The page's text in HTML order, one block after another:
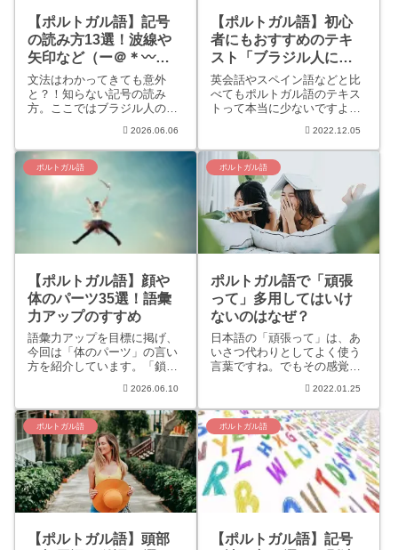
【ポルトガル語】記号
の読み方13選！波線や
矢印など（ー＠＊〰
→）
文法はわかってきても意外
と？！知らない記号の読み
方。ここではブラジル人の主
テゴリーの中から全部で13
個、ポルトガル語の「記号の
読み方」を紹介しています。
ボキャブラリーを増やして、
ポルトガル語マスターに近づ
きましょう！
2026.06.06
【ポルトガル語】初心
者にもおすすめのテキ
スト「ブラジル人によ
る生きたブラジルポル
トガル語」
英会話やスペイン語などと比
べてもポルトガル語のテキス
トって本当に少ないですよ
在住筆者おすすめのテキスト
をご紹介します。図解や表、
文法や単語の違いも詳しく説
明あり。ぜひ手に取ってみて
くださいね。
2022.12.05
ポルトガル語
【ポルトガル語】顔や
体のパーツ35選！語彙
力アップのすすめ
語彙力アップを目標に掲げ、
今回は「体のパーツ」の言い
方を紹介しています。「鎖
どをポルトガル語で言えます
か？このような少し細かい名
称を含む35単語を紹介。語彙
が増えるとそれだけ表現の幅
も広がりますからね。身近な
ものからどんどん覚えて、自
分の知識にしていきましょ
う！
2026.06.10
ポルトガル語
ポルトガル語で「頑張
って」多用してはいけ
ないのはなぜ？
日本語の「頑張って」は、あ
いさつ代わりとしてよく使う
言葉ですね。でもその感覚で
と、失礼な言い方になるおそ
れも…。場面によってどんな
表現が適切なのかこちらで紹
介していきます。
2022.01.25
ポルトガル語
【ポルトガル語】頭部
ポルトガル語
【ポルトガル語】記号